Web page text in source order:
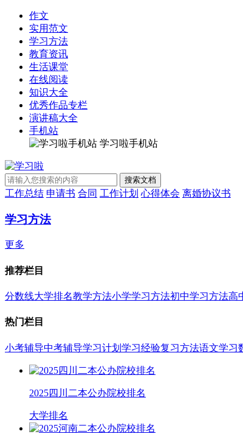
作文
实用范文
学习方法
教育资讯
生活课堂
在线阅读
知识大全
优秀作品专栏
演讲稿大全
手机站
学习啦手机站
工作总结 申请书 合同 工作计划 心得体会 离婚协议书
学习方法
更多
推荐栏目
分数线大学排名教学方法小学学习方法初中学习方法高
热门栏目
小考辅导中考辅导学习计划 学习经验复习方法语文学习
2025四川二本公办院校排名
大学排名